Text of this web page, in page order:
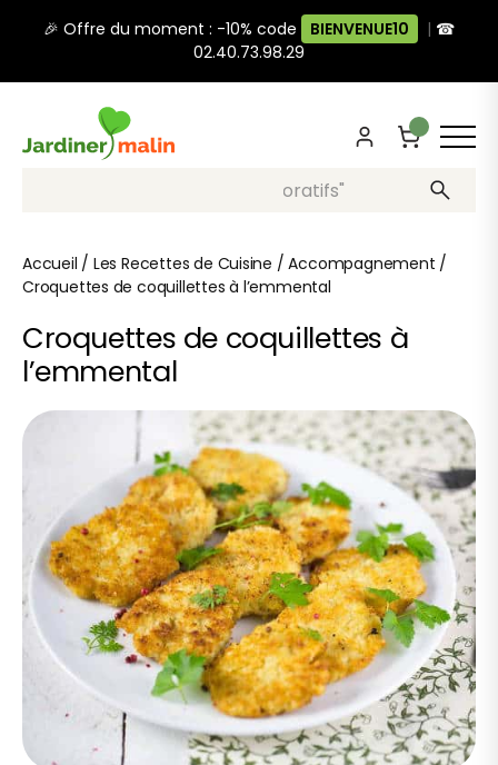
🎉 Offre du moment : -10% code BIENVENUE10 | ☎
02.40.73.98.29
Recherche, ex: "pots décoratifs"
Accueil / Les Recettes de Cuisine /Accompagnement /
Croquettes de coquillettes à l’emmental
Croquettes de coquillettes à
l’emmental